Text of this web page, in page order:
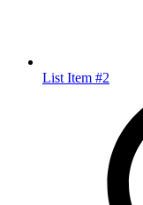
List Item #2